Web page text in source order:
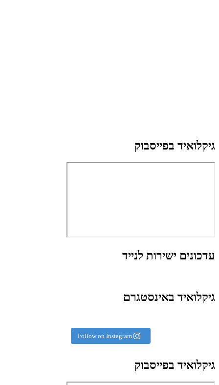
גיקלואיד בפייסבוק
עדכונים ישירות לנייד
גיקלואיד באינסטגרם
Follow on Instagram
גיקלואיד בפייסבוק